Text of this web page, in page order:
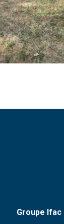
Groupe Ifac